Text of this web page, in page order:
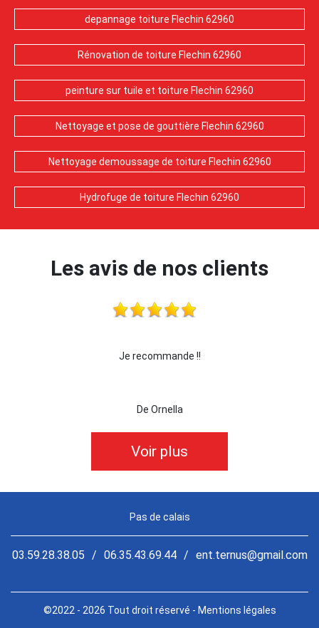
depannage toiture Flechin 62960
Rénovation de toiture Flechin 62960
peinture sur tuile et toiture Flechin 62960
Nettoyage et pose de gouttière Flechin 62960
Nettoyage demoussage de toiture Flechin 62960
Hydrofuge de toiture Flechin 62960
Les avis de nos clients
Je recommande !!
De Ornella
Voir plus
Pas de calais
03.59.28.38.05 / 06.35.43.69.44 / ent.ternus@gmail.com
©2022 - 2026 Tout droit réservé - Mentions légales